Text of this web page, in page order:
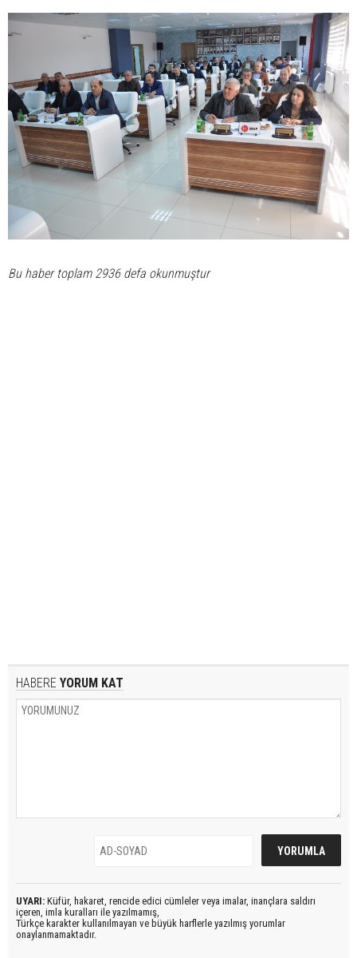
Bu haber toplam 2936 defa okunmuştur
HABERE YORUM KAT
UYARI: Küfür, hakaret, rencide edici cümleler veya imalar, inançlara saldırı
içeren, imla kuralları ile yazılmamış,
Türkçe karakter kullanılmayan ve büyük harflerle yazılmış yorumlar
onaylanmamaktadır.